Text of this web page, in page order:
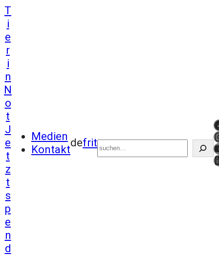
T
i
e
r
i
n
N
o
t
J
e
t
z
t
s
p
e
n
d
Medien
Kontakt
defrit